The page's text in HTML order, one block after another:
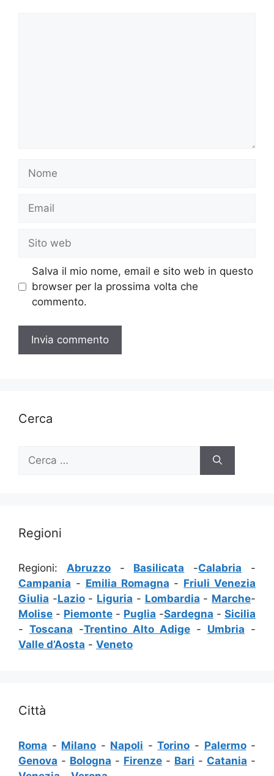
Nome
Email
Sito
web
Salva il mio nome, email e sito web in questo
browser per la prossima volta che
commento.
Cerca
per:
Regioni
Regioni: Abruzzo- Basilicata -Calabria -
Campania - Emilia Romagna - Friuli Venezia
Giulia -Lazio- Liguria - Lombardia - Marche-
Molise - Piemonte - Puglia -Sardegna - Sicilia
- Toscana -Trentino Alto Adige - Umbria -
Valle d’Aosta - Veneto
Città
Roma - Milano - Napoli -Torino - Palermo-
Genova - Bologna - Firenze - Bari - Catania -